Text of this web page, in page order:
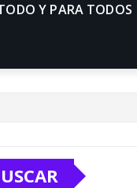
Y PARA TODOS